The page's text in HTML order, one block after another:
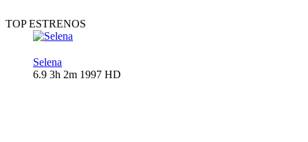
TOP ESTRENOS
Selena
6.9 3h 2m 1997 HD